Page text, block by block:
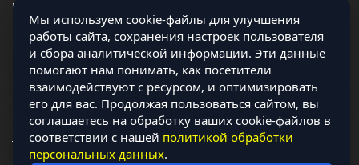
КОНТАКТЫ
Мы используем cookie-файлы для улучшения
работы сайта, сохранения настроек пользователя
и сбора аналитической информации. Эти данные
помогают нам понимать, как посетители
взаимодействуют с ресурсом, и оптимизировать
его для вас. Продолжая пользоваться сайтом, вы
соглашаетесь на обработку ваших cookie-файлов в
соответствии с нашей политикой обработки
персональных данных.